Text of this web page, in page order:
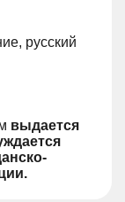
русский
выдается